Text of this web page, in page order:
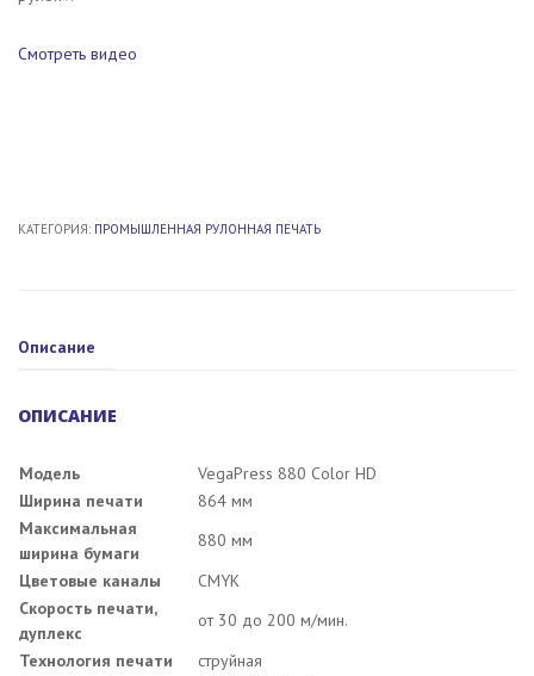
Смотреть видео
КАТЕГОРИЯ: ПРОМЫШЛЕННАЯ РУЛОННАЯ ПЕЧАТЬ
Описание
ОПИСАНИЕ
Модель
VegaPress 880 Color HD
Ширина печати
864 мм
Максимальная
ширина бумаги
880 мм
Цветовые каналы
CMYK
Cкорость печати,
дуплекс
от 30 до 200 м/мин.
Технология печати
струйная